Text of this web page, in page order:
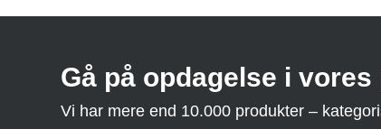
Gå på opdagelse i
Vi har mere end 10.000 produkter –